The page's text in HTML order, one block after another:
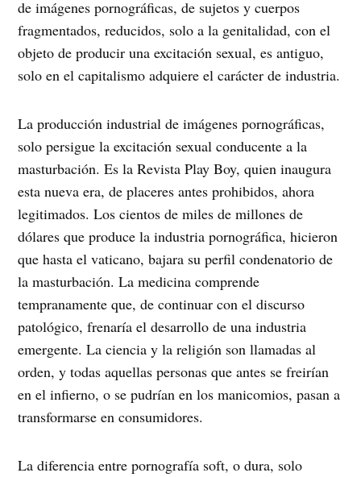
de imágenes pornográficas, de sujetos y cuerpos
fragmentados, reducidos, solo a la genitalidad, con el
objeto de producir una excitación sexual, es antiguo,
solo en el capitalismo adquiere el carácter de industria.
La producción industrial de imágenes pornográficas,
solo persigue la excitación sexual conducente a la
masturbación. Es la Revista Play Boy, quien inaugura
esta nueva era, de placeres antes prohibidos, ahora
legitimados. Los cientos de miles de millones de
dólares que produce la industria pornográfica, hicieron
que hasta el vaticano, bajara su perfil condenatorio de
la masturbación. La medicina comprende
tempranamente que, de continuar con el discurso
patológico, frenaría el desarrollo de una industria
emergente. La ciencia y la religión son llamadas al
orden, y todas aquellas personas que antes se freirían
en el infierno, o se pudrían en los manicomios, pasan a
transformarse en consumidores.
La diferencia entre pornografía soft, o dura, solo